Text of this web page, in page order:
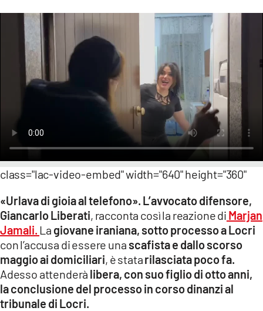
LaC
Network
LACPLAY.IT
LACTV.IT
ILVIBONESE.IT
CATANZAROCHANNEL.IT
LACAPITALENEWS.IT
App
class="lac-video-embed" width="640" height="360"
«Urlava di gioia al telefono». L’avvocato difensore,
Giancarlo Liberati, racconta così la reazione di Marjan
Jamali. La giovane iraniana, sotto processo a Locri
con l’accusa di essere una scafista e dallo scorso
maggio ai domiciliari, è statarilasciata poco fa.
Adesso attenderà libera, con suo figlio di otto anni,
la conclusione del processo in corso dinanzi al
tribunale di Locri.